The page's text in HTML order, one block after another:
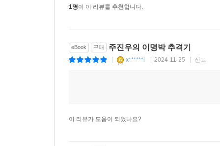
자료를 청와대가 컨펌했다는 정황을 주진우 기자
1명이 이 리뷰를 추천합니다.
eBook 구매 주진우의 이명박 추격기
x******l 2024-11-25 신고
이 리뷰가 도움이 되었나요?